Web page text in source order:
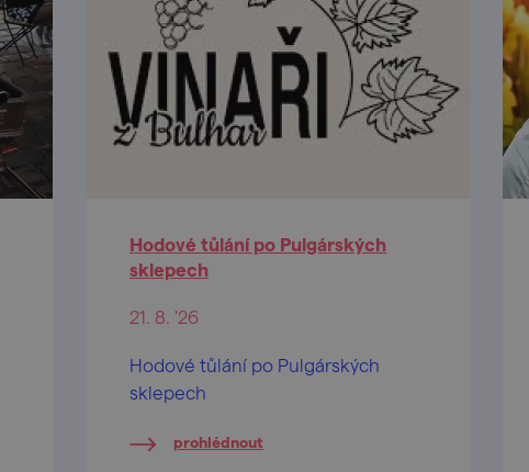
Hodové tůlání po Pulgárských
sklepech
21. 8. '26
Hodové tůlání po Pulgárských
sklepech
prohlédnout